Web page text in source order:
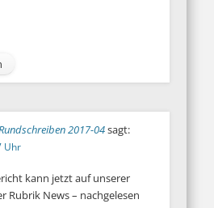
2017-04sagt:
Uhr
kann jetzt auf unserer
Rubrik News – nachgelesen